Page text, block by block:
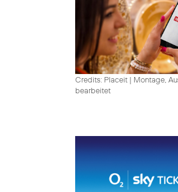
Credits: Placeit | Montage,
bearbeitet